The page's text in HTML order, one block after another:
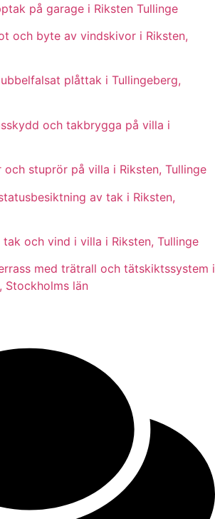
på garage i Riksten Tullinge
och byte av vindskivor i Riksten,
plåttak i Tullingeberg,
och takbrygga på villa i
och stuprör på villa i Riksten, Tullinge
av tak i Riksten,
och vind i villa i Riksten, Tullinge
med trätrall och tätskiktssystem i
Stockholms län